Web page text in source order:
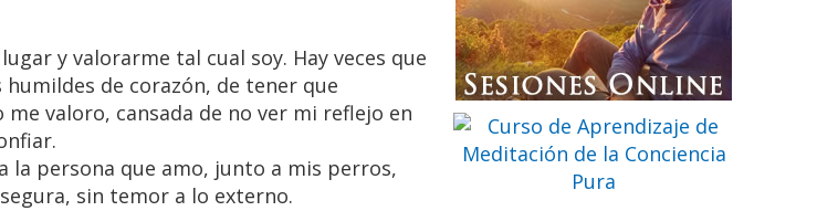
y valorarme tal cual soy. Hay veces que
de corazón, de tener que
valoro, cansada de no ver mi reflejo en
la persona que amo, junto a mis perros,
sin temor a lo externo.